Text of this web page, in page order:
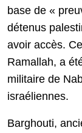
base de «
détenus
avoir accès.
Ramallah, a
militaire de
israéliennes.
Barghouti,